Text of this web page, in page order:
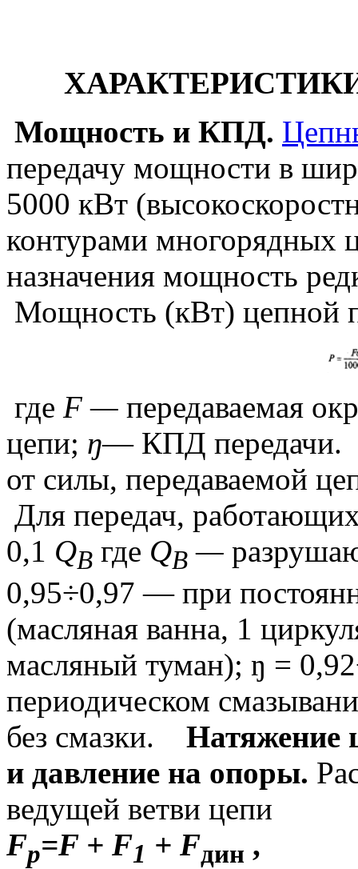
Мощность и КПД.
передачу мощности в
5000 кВт
контурами многорядных
назначения мощность
Мощность (кВт) цепной
где F — передаваемая
цепи; ŋ— КПД передачи.
от силы, передаваемой
Для передач,
0,1 QB где QB —
0,95÷0,97 — при
(масляная ванна, 1
масляный туман); ŋ =
периодическом
без смазки.
Натяжение
и давление на опоры.
ведущей ветви цепи
Fp=F + F1 + Fдин ,